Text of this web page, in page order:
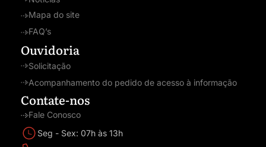
Mapa do site
FAQ’s
Ouvidoria
Solicitação
Acompanhamento do pedido de acesso à informação
Contate-nos
Fale Conosco
Seg - Sex: 07h às 13h